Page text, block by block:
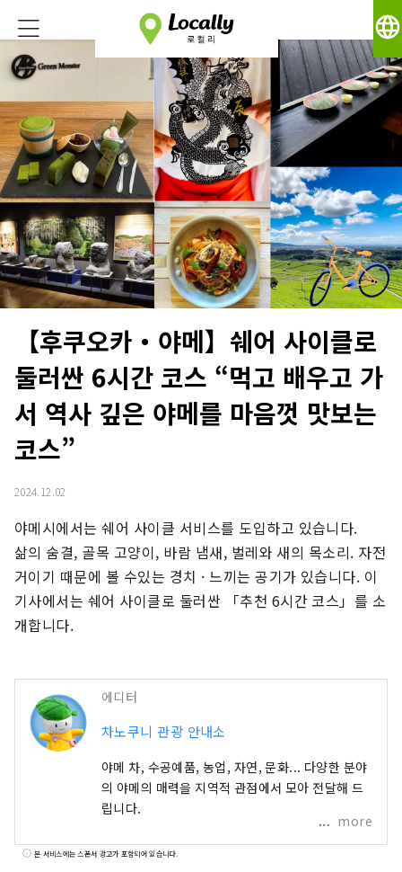
language
【후쿠오카・야메】쉐어 사이클로
둘러싼 6시간 코스 “먹고 배우고 가
서 역사 깊은 야메를 마음껏 맛보는
코스”
2024.12.02
야메시에서는 쉐어 사이클 서비스를 도입하고 있습니다.
삶의 숨결, 골목 고양이, 바람 냄새, 벌레와 새의 목소리. 자전
거이기 때문에 볼 수있는 경치 · 느끼는 공기가 있습니다. 이
기사에서는 쉐어 사이클로 둘러싼 「추천 6시간 코스」를 소
개합니다.
에디터
차노쿠니 관광 안내소
야메 차, 수공예품, 농업, 자연, 문화... 다양한 분야
의 야메의 매력을 지역적 관점에서 모아 전달해 드
립니다.
more
본 서비스에는 스폰서 광고가 포함되어 있습니다.